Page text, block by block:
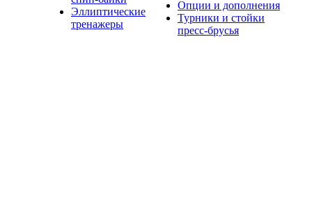
Эллиптические
тренажеры
Опции и дополнения
Турники и стойки
пресс-брусья